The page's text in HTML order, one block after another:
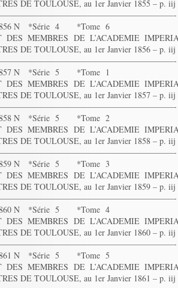
DE TOULOUSE, au 1er Janvier 1855 – p. iij
N *Série 4 *Tome 6
DES MEMBRES DE L’ACADEMIE
DE TOULOUSE, au 1er Janvier 1856 – p. iij
N *Série 5 *Tome 1
DES MEMBRES DE L’ACADEMIE
DE TOULOUSE, au 1er Janvier 1857 – p. iij
N *Série 5 *Tome 2
DES MEMBRES DE L’ACADEMIE
DE TOULOUSE, au 1er Janvier 1858 – p. iij
N *Série 5 *Tome 3
DES MEMBRES DE L’ACADEMIE
DE TOULOUSE, au 1er Janvier 1859 – p. iij
N *Série 5 *Tome 4
DES MEMBRES DE L’ACADEMIE
DE TOULOUSE, au 1er Janvier 1860 – p. iij
N *Série 5 *Tome 5
DES MEMBRES DE L’ACADEMIE
DE TOULOUSE, au 1er Janvier 1861 – p. iij